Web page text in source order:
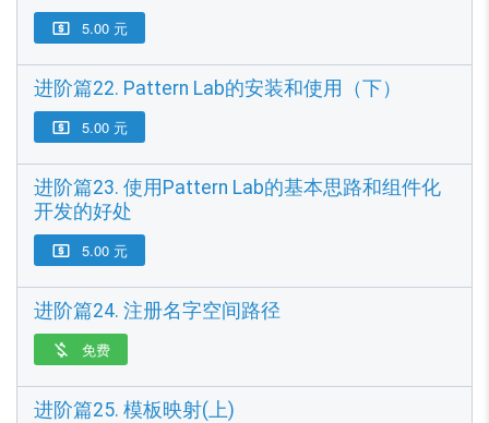
 5.00 元
进阶篇22. Pattern Lab的安装和使用（下）
 5.00 元
进阶篇23. 使用Pattern Lab的基本思路和组件化
开发的好处
 5.00 元
进阶篇24. 注册名字空间路径
 免费
进阶篇25. 模板映射(上)